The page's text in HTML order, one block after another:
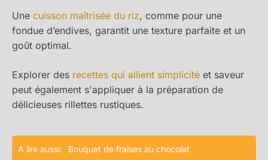
Une cuisson maîtrisée du riz, comme pour une
fondue d’endives, garantit une texture parfaite et un
goût optimal.
Explorer des recettes qui allient simplicité et saveur
peut également s'appliquer à la préparation de
délicieuses rillettes rustiques.
A lire aussi: Bouquet de fraises au chocolat